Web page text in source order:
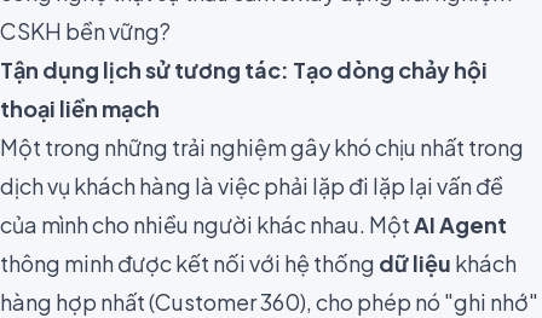
CSKH bền vững?
Tận dụng lịch sử tương tác: Tạo dòng chảy hội
thoại liền mạch
Một trong những trải nghiệm gây khó chịu nhất trong
dịch vụ khách hàng là việc phải lặp đi lặp lại vấn đề
của mình cho nhiều người khác nhau. MộtAI Agent
thông minh được kết nối với hệ thống dữ liệu khách
hàng hợp nhất (Customer 360), cho phép nó "ghi nhớ"